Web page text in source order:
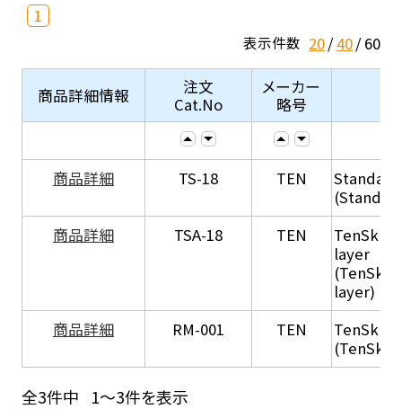
1
表示件数 20 40 60
商品詳細情報
注文
Cat.No
メーカー
略号
商品詳細 TS-18 TEN
商品詳細
TSA-18 TEN
TenSkin
layer
(TenSkin
layer)
商品詳細
RM-001 TEN
TenSkin
(TenSkin
全3件中 1～3件を表示